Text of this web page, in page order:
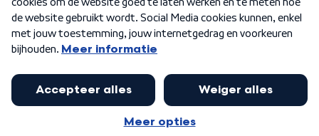
Algemene voorwaarden